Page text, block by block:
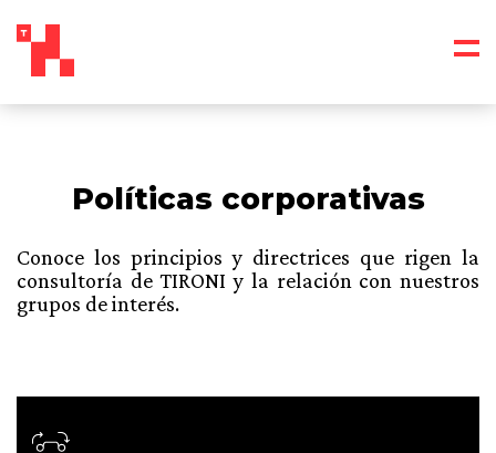
Políticas corporativas
Conoce los principios y directrices que rigen la
consultoría de TIRONI y la relación con nuestros
grupos de interés.